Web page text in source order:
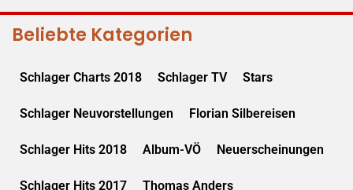
Beliebte Kategorien
Schlager Charts 2018 Schlager TV Stars
Schlager Neuvorstellungen Florian Silbereisen
Schlager Hits 2018 Album-VÖ Neuerscheinungen
Schlager Hits 2017 Thomas Anders